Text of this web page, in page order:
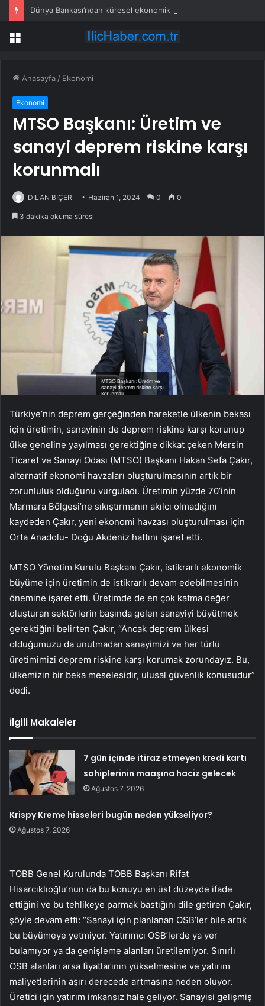
Dünya Bankası’ndan küresel ekonomik kriz uyarısı
Menü
Anasayfa / Ekonomi
Ekonomi
MTSO Başkanı: Üretim ve
sanayi deprem riskine karşı
korunmalı
DİLAN BİÇER Haziran 1, 2024 0 0
3 dakika okuma süresi
Türkiye’nin deprem gerçeğinden hareketle ülkenin bekası
için üretimin, sanayinin de deprem riskine karşı korunup
ülke geneline yayılması gerektiğine dikkat çeken Mersin
Ticaret ve Sanayi Odası (MTSO) Başkanı Hakan Sefa Çakır,
alternatif ekonomi havzaları oluşturulmasının artık bir
zorunluluk olduğunu vurguladı. Üretimin yüzde 70’inin
Marmara Bölgesi’ne sıkıştırmanın akılcı olmadığını
kaydeden Çakır, yeni ekonomi havzası oluşturulması için
Orta Anadolu- Doğu Akdeniz hattını işaret etti.
MTSO Yönetim Kurulu Başkanı Çakır, istikrarlı ekonomik
büyüme için üretimin de istikrarlı devam edebilmesinin
önemine işaret etti. Üretimde de en çok katma değer
oluşturan sektörlerin başında gelen sanayiyi büyütmek
gerektiğini belirten Çakır, “Ancak deprem ülkesi
olduğumuzu da unutmadan sanayimizi ve her türlü
üretimimizi deprem riskine karşı korumak zorundayız. Bu,
ülkemizin bir beka meselesidir, ulusal güvenlik konusudur”
dedi.
İlgili Makaleler
7 gün içinde itiraz etmeyen kredi kartı
sahiplerinin maaşına haciz gelecek
Ağustos 7, 2026
Krispy Kreme hisseleri bugün neden yükseliyor?
Ağustos 7, 2026
TOBB Genel Kurulunda TOBB Başkanı Rifat
Hisarcıklıoğlu’nun da bu konuyu en üst düzeyde ifade
ettiğini ve bu tehlikeye parmak bastığını dile getiren Çakır,
şöyle devam etti: “Sanayi için planlanan OSB’ler bile artık
bu büyümeye yetmiyor. Yatırımcı OSB’lerde ya yer
bulamıyor ya da genişleme alanları üretilemiyor. Sınırlı
OSB alanları arsa fiyatlarının yükselmesine ve yatırım
maliyetlerinin aşırı derecede artmasına neden oluyor.
Üretici için yatırım imkansız hale geliyor. Sanayisi gelişmiş